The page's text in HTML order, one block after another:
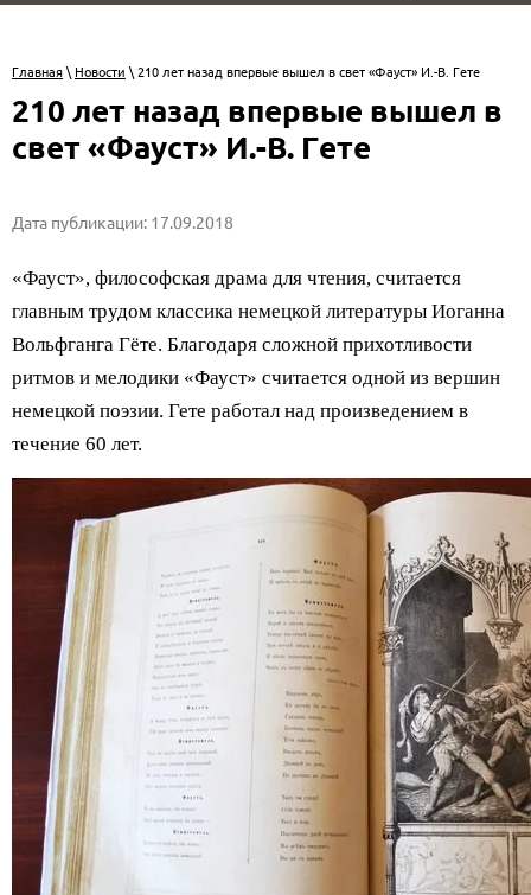
Главная\ Новости \ 210 лет назад впервые вышел в свет «Фауст» И.-В. Гете
210 лет назад впервые вышел в
свет «Фауст» И.-В. Гете
Дата публикации: 17.09.2018
«Фауст», философская драма для чтения, считается
главным трудом классика немецкой литературы Иоганна
Вольфганга Гёте. Благодаря сложной прихотливости
ритмов и мелодики «Фауст» считается одной из вершин
немецкой поэзии. Гете работал над произведением в
течение 60 лет.